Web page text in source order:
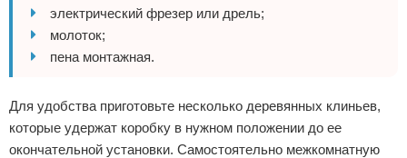
электрический фрезер или дрель;
молоток;
пена монтажная.
Для удобства приготовьте несколько деревянных клиньев,
которые удержат коробку в нужном положении до ее
окончательной установки. Самостоятельно межкомнатную